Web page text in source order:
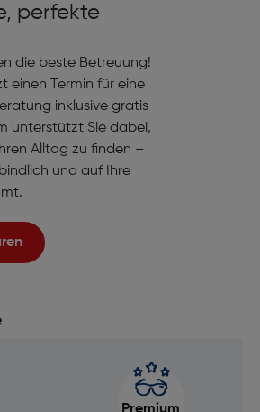
perfekte
die beste Betreuung!
einen Termin für eine
inklusive gratis
unterstützt Sie dabei,
Alltag zu finden –
und auf Ihre